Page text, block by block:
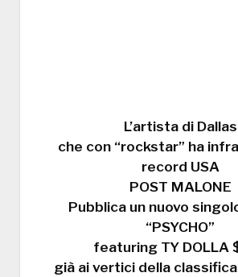
L’artista di Dallas
che con “rockstar” ha
record USA
POST MALONE
Pubblica un nuovo
“PSYCHO”
featuring TY DOLLA
già ai vertici della